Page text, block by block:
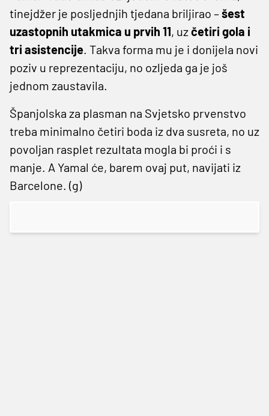
tinejdžer je posljednjih tjedana briljirao –šest
uzastopnih utakmica u prvih 11, uzčetiri gola i
tri asistencije. Takva forma mu je i donijela novi
poziv u reprezentaciju, no ozljeda ga je još
jednom zaustavila.
Španjolska za plasman na Svjetsko prvenstvo
treba minimalno četiri boda iz dva susreta, no uz
povoljan rasplet rezultata mogla bi proći i s
manje. A Yamal će, barem ovaj put, navijati iz
Barcelone. (g)